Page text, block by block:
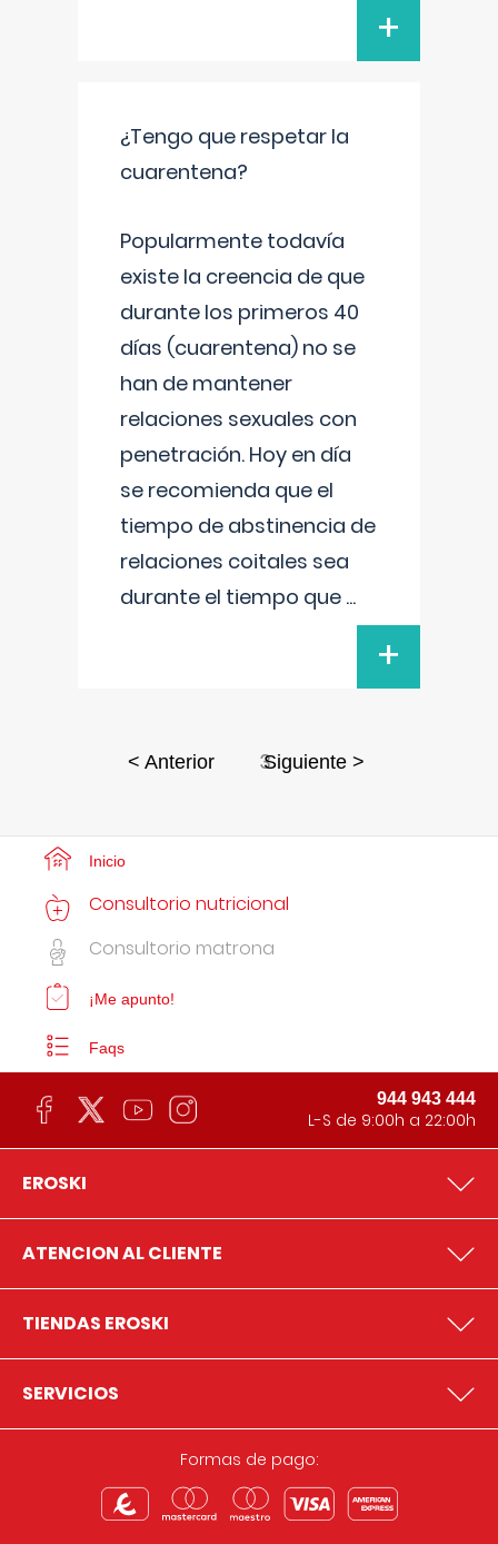
+
¿Tengo que respetar la
cuarentena?
Popularmente todavía
existe la creencia de que
durante los primeros 40
días (cuarentena) no se
han de mantener
relaciones sexuales con
penetración. Hoy en día
se recomienda que el
tiempo de abstinencia de
relaciones coitales sea
durante el tiempo que ...
+
< Anterior 3Siguiente >
Inicio
Consultorio nutricional
Consultorio matrona
¡Me apunto!
Faqs
944 943 444
L-S de 9:00h a 22:00h
EROSKI
ATENCION AL CLIENTE
TIENDAS EROSKI
SERVICIOS
Formas de pago: